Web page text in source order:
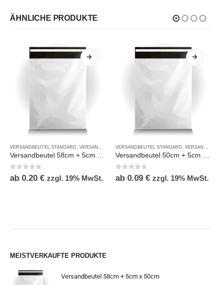
ÄHNLICHE PRODUKTE
VERSANDBEUTEL STANDARD, VERSANDBEUTEL STANDARD OHNE DRUCK
Versandbeutel 58cm + 5cm x 50cm
out of 5
ab 0.20 € zzgl. 19% MwSt.
VERSANDBEUTEL STANDARD, VERSANDBEUTEL STANDARD OHNE DRUCK
Versandbeutel 50cm + 5cm x 40cm
out of 5
ab 0.09 € zzgl. 19% MwSt.
MEISTVERKAUFTE PRODUKTE
Versandbeutel 58cm + 5cm x 50cm